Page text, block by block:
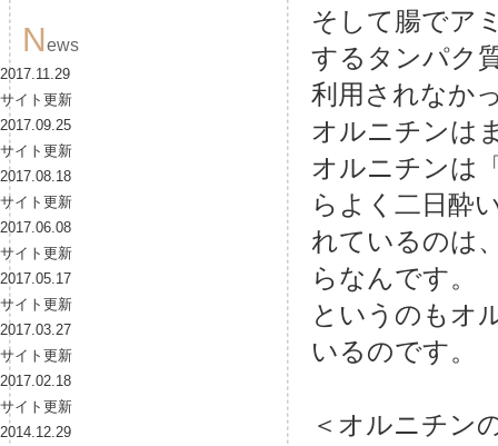
そして腸でア
するタンパク
利用されなか
オルニチンは
オルニチンは
らよく二日酔
れているのは
らなんです。
というのもオ
いるのです。
＜オルニチン
News
2017.11.29
サイト更新
2017.09.25
サイト更新
2017.08.18
サイト更新
2017.06.08
サイト更新
2017.05.17
サイト更新
2017.03.27
サイト更新
2017.02.18
サイト更新
2014.12.29